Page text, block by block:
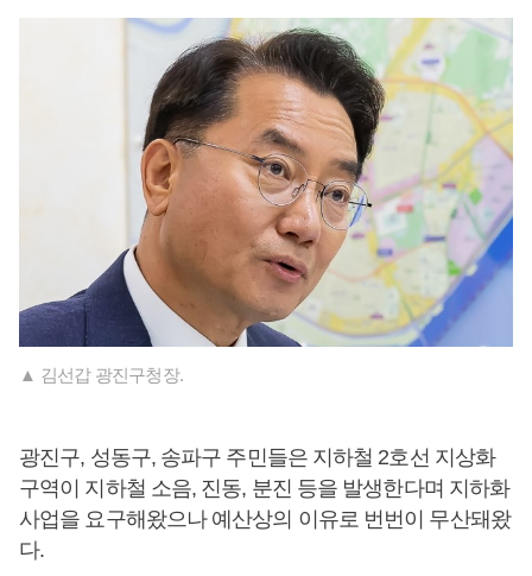
▲ 김선갑 광진구청장.
광진구, 성동구, 송파구 주민들은 지하철 2호선 지상화
구역이 지하철 소음, 진동, 분진 등을 발생한다며 지하화
사업을 요구해왔으나 예산상의 이유로 번번이 무산돼왔
다.